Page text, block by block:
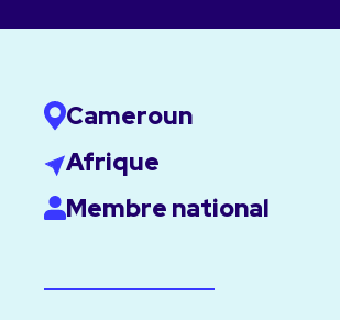
Cameroun
Afrique
Membre national